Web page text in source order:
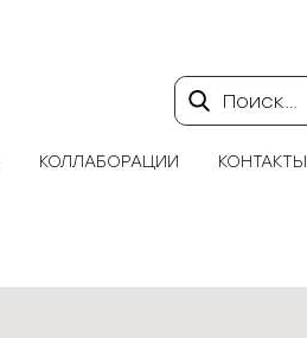
Поиск…
КОЛЛАБОРАЦИИ КОНТАКТЫ